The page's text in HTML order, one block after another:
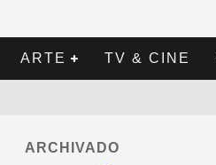
ARTE TV & CINE
ARCHIVADO